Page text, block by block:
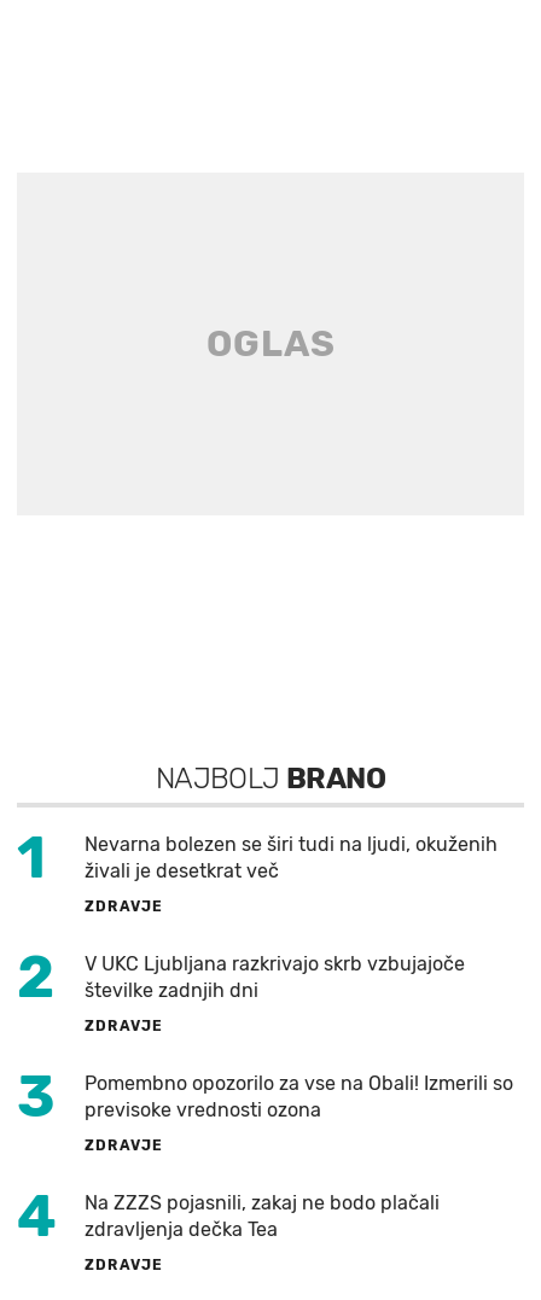
NAJBOLJ BRANO
1
Nevarna bolezen se širi tudi na ljudi, okuženih
živali je desetkrat več
ZDRAVJE
2
V UKC Ljubljana razkrivajo skrb vzbujajoče
številke zadnjih dni
ZDRAVJE
3
Pomembno opozorilo za vse na Obali! Izmerili so
previsoke vrednosti ozona
ZDRAVJE
4
Na ZZZS pojasnili, zakaj ne bodo plačali
zdravljenja dečka Tea
ZDRAVJE